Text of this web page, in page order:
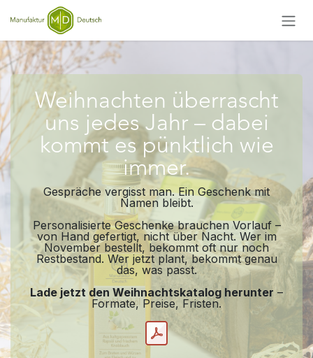
Zum Inhalt springen
Weihnachten überrascht
uns jedes Jahr – dabei
kommt es pünktlich wie
immer.
Gespräche vergisst man. Ein Geschenk mit
Namen bleibt.
Personalisierte Geschenke brauchen Vorlauf –
von Hand gefertigt, nicht über Nacht. Wer im
November bestellt, bekommt oft nur noch
Restbestand. Wer jetzt plant, bekommt genau
das, was passt.
Lade jetzt den Weihnachtskatalog herunter–
Formate, Preise, Fristen.